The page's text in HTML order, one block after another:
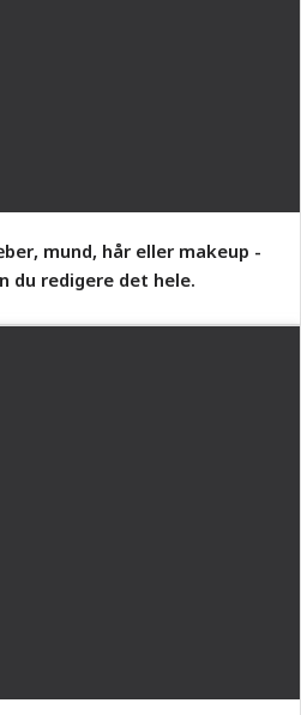
mund, hår eller makeup -
du redigere det hele.